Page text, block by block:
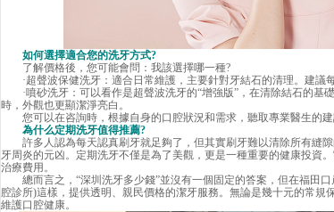
如何選擇適合您的洗牙方式?
了解價格後，您可能會問：我該選擇哪一種?
·超聲波保健洗牙：適合日常維護，主要針對牙結石的清理。建議
·噴砂洗牙：可以看作是超聲波洗牙的“增強版”，在清除結石的基
時，外觀也更顯潔淨亮白。
您可以在咨詢時，根據自身的口腔狀況和需求，聽取專業醫生的建
為什么定期洗牙值得推薦?
許多人認為每天認真刷牙就足夠了，但其實刷牙難以清除所有縫隙
牙周炎的元凶。定期洗牙不僅是為了美觀，更是一種重要的健康投資
治療費用。
總而言之，“深圳洗牙多少錢”並沒有一個固定的答案，但在福田口
腔診所)這樣，提供透明、親民價格的潔牙服務。無論是幾十元的常
維護口腔健康。